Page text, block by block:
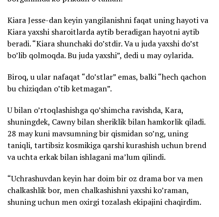
Kiara Jesse-dan keyin yangilanishni faqat uning hayoti va
Kiara yaxshi sharoitlarda aytib beradigan hayotni aytib
beradi. “Kiara shunchaki do’stdir. Va u juda yaxshi do’st
bo’lib qolmoqda. Bu juda yaxshi”, dedi u may oylarida.
Biroq, u ular nafaqat “do’stlar” emas, balki “hech qachon
bu chiziqdan o’tib ketmagan”.
U bilan o’rtoqlashishga qo’shimcha ravishda, Kara,
shuningdek, Cawny bilan sheriklik bilan hamkorlik qiladi.
28 may kuni mavsumning bir qismidan so’ng, uning
taniqli, tartibsiz kosmikiga qarshi kurashish uchun brend
va uchta erkak bilan ishlagani ma’lum qilindi.
“Uchrashuvdan keyin har doim bir oz drama bor va men
chalkashlik bor, men chalkashishni yaxshi ko’raman,
shuning uchun men oxirgi tozalash ekipajini chaqirdim.